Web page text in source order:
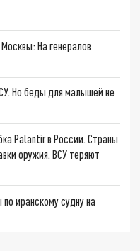
На генералов
Но беды для малышей не
Palantir в России. Страны
оружия. ВСУ теряют
иранскому судну на